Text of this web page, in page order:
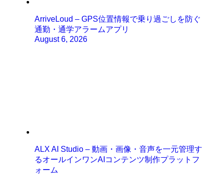
ArriveLoud – GPS位置情報で乗り過ごしを防ぐ
通勤・通学アラームアプリ
August 6, 2026
ALX AI Studio – 動画・画像・音声を一元管理す
るオールインワンAIコンテンツ制作プラットフ
ォーム